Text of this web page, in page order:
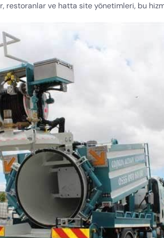
restoranlar ve hatta site yönetimleri, bu